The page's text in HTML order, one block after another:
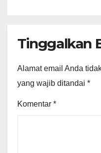
Tinggalkan
Alamat email Anda
yang wajib ditandai *
Komentar *